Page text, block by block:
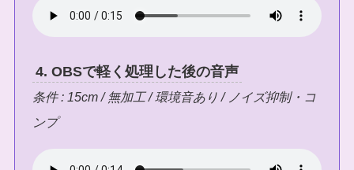
4. OBSで軽く処理した後の音声
条件 : 15cm / 無加工 / 環境音あり / ノイズ抑制・コ
ンプ